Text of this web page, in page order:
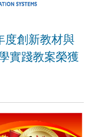
度創新教材與
實踐教案榮獲